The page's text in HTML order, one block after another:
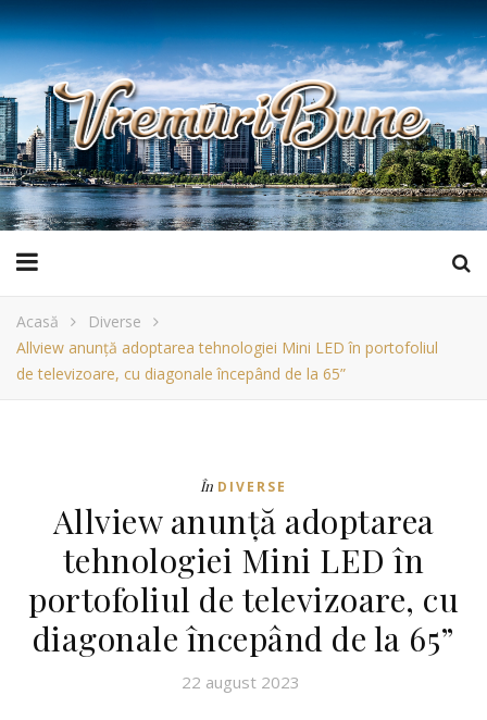
Acasă
Diverse
Allview anunță adoptarea tehnologiei Mini LED în portofoliul
de televizoare, cu diagonale începând de la 65”
În DIVERSE
Allview anunță adoptarea
tehnologiei Mini LED în
portofoliul de televizoare, cu
diagonale începând de la 65”
22 august 2023